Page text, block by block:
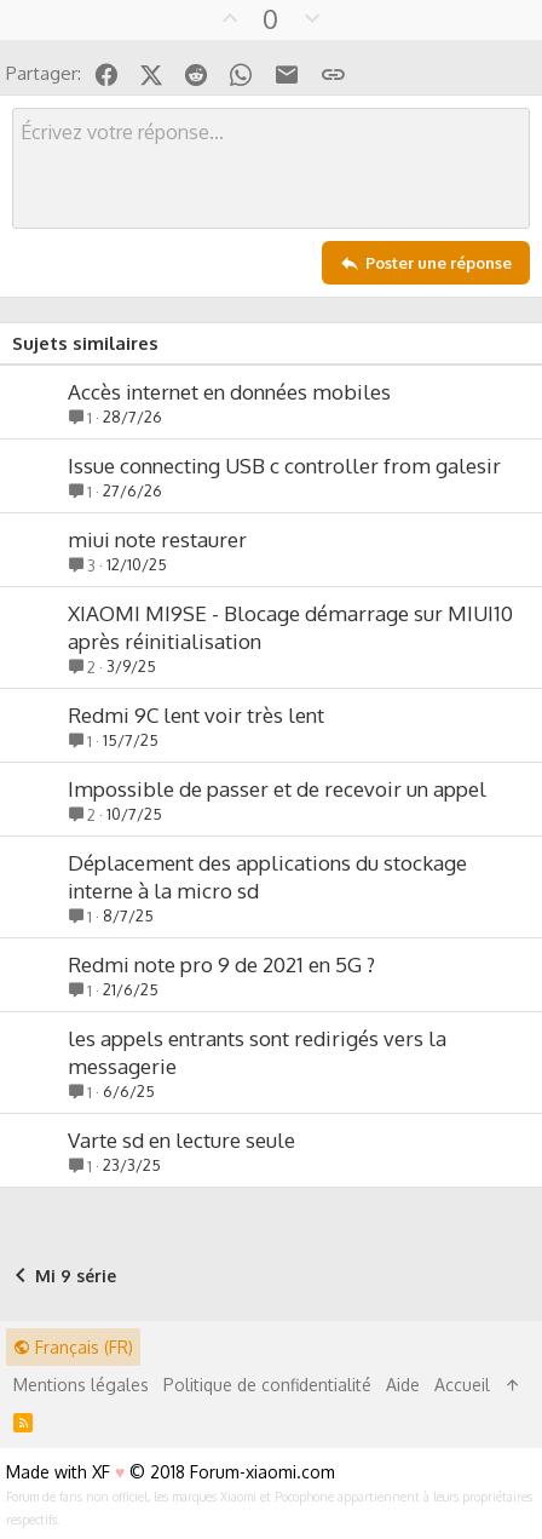
v
o
0
w
n
Partager: FacebookX (Twitter)
Reddit WhatsApp
Email
Poster une réponse
Sujets similaires
Accès internet en données mobiles
1 28/7/26
Issue connecting USB c controller from galesir
1 27/6/26
miui note restaurer
3 12/10/25
XIAOMI MI9SE - Blocage démarrage sur MIUI10
après réinitialisation
2 3/9/25
Redmi 9C lent voir très lent
1 15/7/25
Impossible de passer et de recevoir un appel
2 10/7/25
Déplacement des applications du stockage
interne à la micro sd
1 8/7/25
Redmi note pro 9 de 2021 en 5G ?
1 21/6/25
les appels entrants sont redirigés vers la
messagerie
1 6/6/25
Varte sd en lecture seule
1 23/3/25
Mi 9 série
Français (FR)
Mentions légales
Politique de confidentialité Aide Accueil
R
Made with XF ♥ © 2018 Forum-xiaomi.com
Forum de fans non officiel, les marques Xiaomi et Pocophone appartiennent à leurs propriétaires
respectifs.